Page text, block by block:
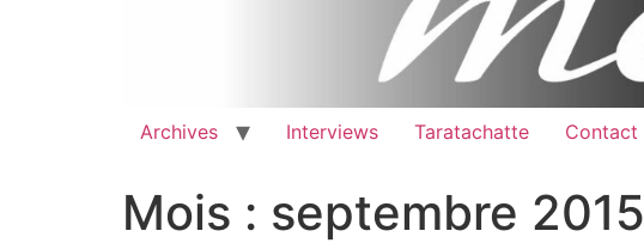
Archives Interviews Taratachatte Contact
Mois : septembre 2015